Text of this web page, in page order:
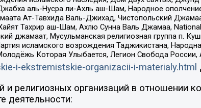
аль-Нусра ли-Ахль аш-Шам, Народное
Ат-Тавхида Валь-Джихад, Чистопольский
Тахрир аш-Шам, Ахлю Сунна Валь Джамаа, National
джамаат, Мусульманская религиозная группа п.
исламского возрождения Таджикистана,
Которая Улыбается, Легион Свобода России,
i-ekstremistskie-organizacii-i-materialy.html
религиозных организаций в отношении
деятельности: